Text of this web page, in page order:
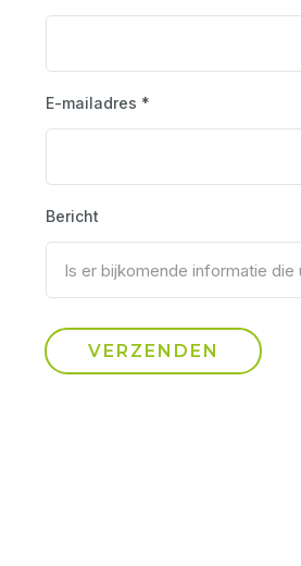
E-mailadres *
Bericht